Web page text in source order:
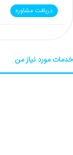
دریافت مشاوره
خدمات مورد نیاز من